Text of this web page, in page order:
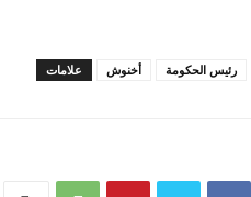
علامات أخنوش رئيس الحكومة